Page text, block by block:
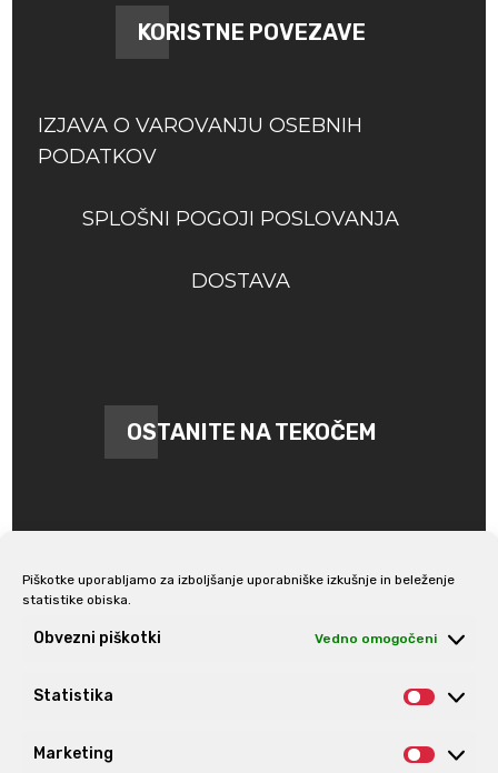
Piškotke uporabljamo za izboljšanje uporabniške izkušnje in beleženje
statistike obiska.
Obvezni piškotki Vedno omogočeni
Statistika
Marketing
KORISTNE POVEZAVE
IZJAVA O VAROVANJU OSEBNIH
PODATKOV
SPLOŠNI POGOJI POSLOVANJA
DOSTAVA
OSTANITE NA TEKOČEM